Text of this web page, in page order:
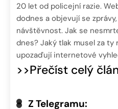
20 let od policejní razie.
dodnes a objevují se
návštěvnost. Jak se
dnes? Jaký tlak musel za
upozaďují internetové
>>Přečíst celý
Z Telegramu: